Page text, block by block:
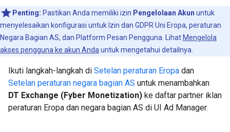
Penting: Pastikan Anda memiliki izin Pengelolaan Akun untuk
menyelesaikan konfigurasi untuk Izin dan GDPR Uni Eropa, peraturan
Negara Bagian AS, dan Platform Pesan Pengguna. Lihat Mengelola
akses pengguna ke akun Andauntuk mengetahui detailnya.
Ikuti langkah-langkah di Setelan peraturan Eropa dan
Setelan peraturan negara bagian AS untuk menambahkan
DT Exchange (Fyber Monetization) ke daftar partner iklan
peraturan Eropa dan negara bagian AS di UI Ad Manager.